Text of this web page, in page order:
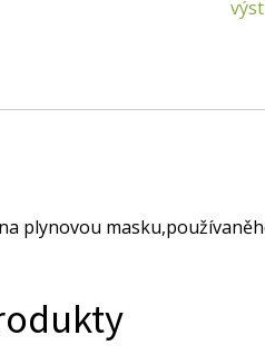
plynovou